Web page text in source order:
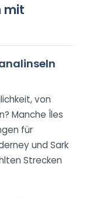
mit
von
Manche Îles
für
und Sark
Strecken